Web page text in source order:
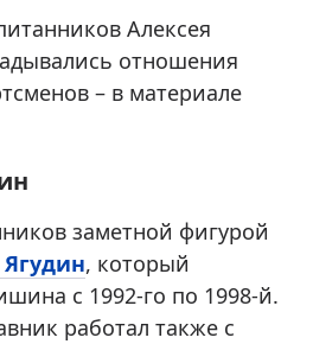
Алексея
отношения
– в материале
заметной фигурой
, который
с 1992-го по 1998-й.
работал также с